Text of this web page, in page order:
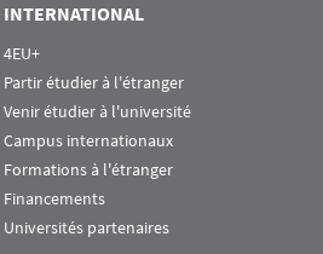
INTERNATIONAL
4EU+
Partir étudier à l'étranger
Venir étudier à l'université
Campus internationaux
Formations à l'étranger
Financements
Universités partenaires